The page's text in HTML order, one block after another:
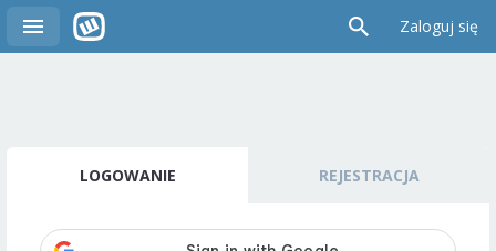
Zaloguj się
LOGOWANIE REJESTRACJA